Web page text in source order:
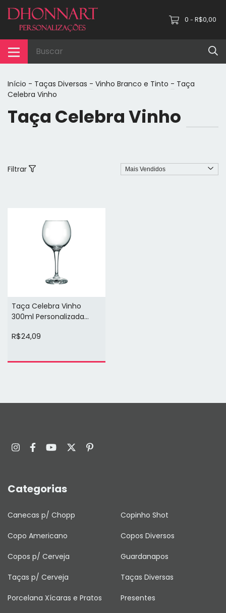
0 - R$0,00
Início - Taças Diversas - Vinho Branco e Tinto - Taça
Celebra Vinho
Taça Celebra Vinho
Filtrar
Taça Celebra Vinho
300ml Personalizada
R$24,09
Categorias
Canecas p/ Chopp Copinho Shot
Copo Americano Copos Diversos
Copos p/ Cerveja Guardanapos
Taças p/ Cerveja Taças Diversas
Porcelana Xícaras e Pratos Presentes